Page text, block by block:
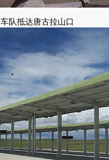
车队抵达唐古拉山口